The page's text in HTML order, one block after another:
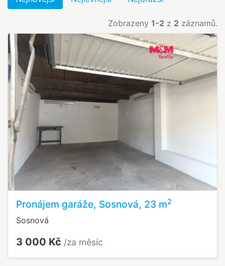
Zobrazeny 1-2 z 2 záznamů.
Pronájem garáže, Sosnová, 23 m2
Sosnová
3 000 Kč /za měsíc